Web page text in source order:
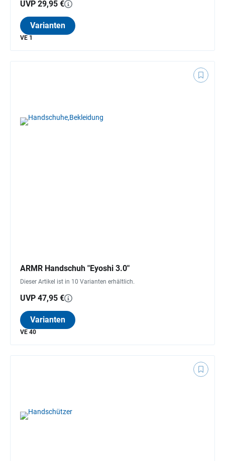
UVP 29,95 €
Varianten
VE 1
ARMR Handschuh "Eyoshi 3.0"
Dieser Artikel ist in 10 Varianten erhältlich.
UVP 47,95 €
Varianten
VE 40